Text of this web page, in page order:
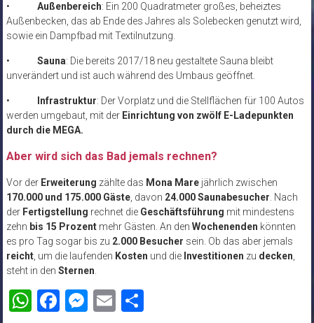
• Außenbereich: Ein 200 Quadratmeter großes, beheiztes
Außenbecken, das ab Ende des Jahres als Solebecken genutzt wird,
sowie ein Dampfbad mit Textilnutzung.
• Sauna: Die bereits 2017/18 neu gestaltete Sauna bleibt
unverändert und ist auch während des Umbaus geöffnet.
• Infrastruktur: Der Vorplatz und die Stellflächen für 100 Autos
werden umgebaut, mit der Einrichtung von zwölf E-Ladepunkten
durch die MEGA.
Aber wird sich das Bad jemals rechnen?
Vor der Erweiterung zählte das Mona Marejährlich zwischen
170.000 und 175.000 Gäste, davon 24.000 Saunabesucher . Nach
der Fertigstellung rechnet die Geschäftsführung mit mindestens
zehn bis 15 Prozentmehr Gästen. An den Wochenenden könnten
es pro Tag sogar bis zu 2.000 Besucher sein. Ob das aber jemals
reicht, um die laufenden Kosten und die Investitionen zu decken
steht in den Sternen
WhatsApp
Facebook
Messenger
EmailTeilen